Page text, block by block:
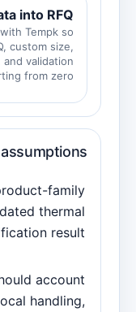
data into RFQ
with Tempk so
MOQ, custom size,
and validation
starting from zero.
assumptions
a product-family
validated thermal
qualification result.
should account
local handling,